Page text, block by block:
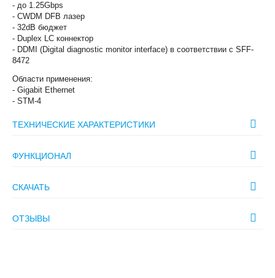
- до 1.25Gbps
- CWDM DFB лазер
- 32dB бюджет
- Duplex LC коннектор
- DDMI (Digital diagnostic monitor interface) в соответствии с SFF-
8472
Области применения:
- Gigabit Ethernet
- STM-4
ТЕХНИЧЕСКИЕ ХАРАКТЕРИСТИКИ
ФУНКЦИОНАЛ
СКАЧАТЬ
ОТЗЫВЫ